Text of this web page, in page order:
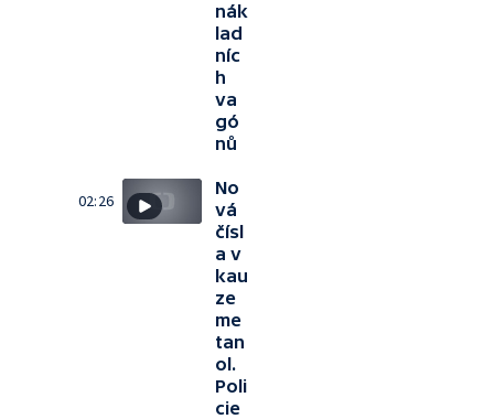
nák
lad
níc
h
va
gó
nů
02:26
No
vá
čísl
a v
kau
ze
me
tan
ol.
Poli
cie